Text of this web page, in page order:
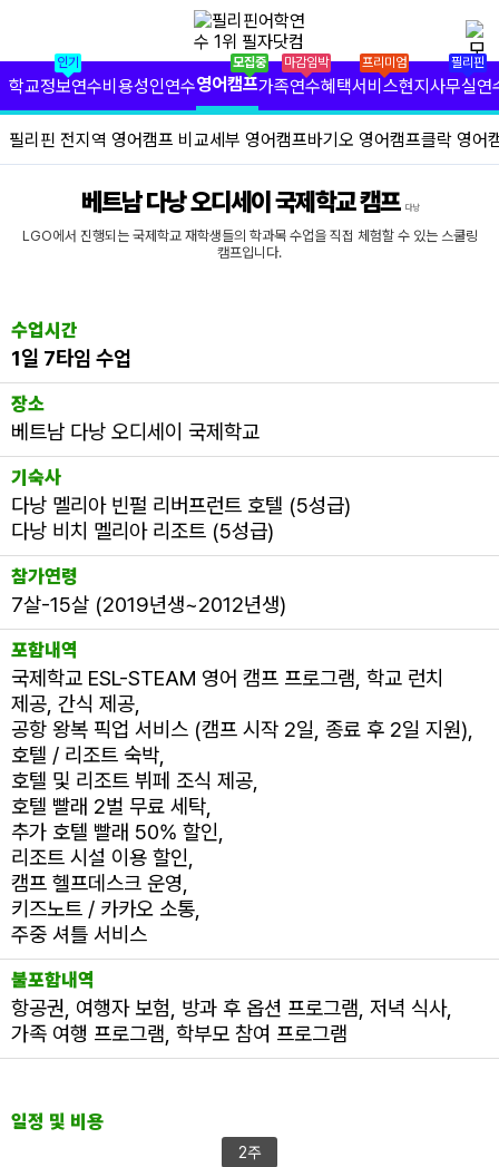
✕
필리핀 학원 정보
필리핀 연수 비용
유형별 필리핀 연수
필리핀 가족 연수
필리핀 연수정보
필자닷컴 이벤트
필리핀 조기유학
필리핀 연계연수
인기
학교정보연수비용성인연수
모집중
영어캠프
마감임박
가족연수
프리미엄
혜택서비스
필리핀
현지사무실연
필리핀 전지역 영어캠프 비교세부 영어캠프바기오 영어캠프클락 영어
베트남 다낭 오디세이 국제학교 캠프 다낭
LGO에서 진행되는 국제학교 재학생들의 학과목 수업을 직접 체험할 수 있는 스쿨링
캠프입니다.
수업시간
1일 7타임 수업
장소
베트남 다낭 오디세이 국제학교
기숙사
다낭 멜리아 빈펄 리버프런트 호텔 (5성급)
다낭 비치 멜리아 리조트 (5성급)
참가연령
7살-15살 (2019년생~2012년생)
포함내역
국제학교 ESL-STEAM 영어 캠프 프로그램, 학교 런치
제공, 간식 제공,
공항 왕복 픽업 서비스 (캠프 시작 2일, 종료 후 2일 지원),
호텔 / 리조트 숙박,
호텔 및 리조트 뷔페 조식 제공,
호텔 빨래 2벌 무료 세탁,
추가 호텔 빨래 50% 할인,
리조트 시설 이용 할인,
캠프 헬프데스크 운영,
키즈노트 / 카카오 소통,
주중 셔틀 서비스
불포함내역
항공권, 여행자 보험, 방과 후 옵션 프로그램, 저녁 식사,
가족 여행 프로그램, 학부모 참여 프로그램
일정 및 비용
2주